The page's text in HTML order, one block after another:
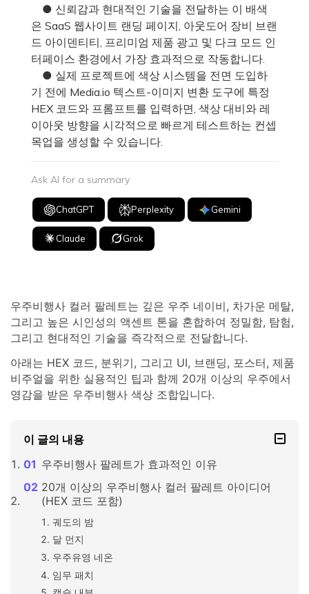
● 신뢰감과 현대적인 기술을 전달하는 이 배색
은 SaaS 웹사이트 랜딩 페이지, 아웃도어 장비 브랜
드 아이덴티티, 프리미엄 제품 광고 및 다크 모드 인
터페이스 환경에서 가장 효과적으로 작동합니다.
● 실제 프로젝트에 색상 시스템을 전면 도입하
기 전에 Media.io 텍스트-이미지 변환 도구에 특정
HEX 코드와 프롬프트를 입력하면, 색상 대비와 레
이아웃 방향을 시각적으로 빠르게 테스트하는 컨셉
목업을 생성할 수 있습니다.
Ask AI for a summary
ChatGPT Perplexity Gemini
Claude Grok
우주비행사 컬러 팔레트는 깊은 우주 네이비, 차가운 메탈,
그리고 높은 시인성의 액센트 톤을 혼합하여 정밀함, 탐험,
그리고 현대적인 기술을 즉각적으로 전달합니다.
아래는 HEX 코드, 분위기, 그리고 UI, 브랜딩, 포스터, 제품
비주얼을 위한 실용적인 팁과 함께 20개 이상의 우주에서
영감을 받은 우주비행사 색상 조합입니다.
이 글의 내용
우주비행사 팔레트가 효과적인 이유
20개 이상의 우주비행사 컬러 팔레트 아이디어
(HEX 코드 포함)
궤도의 밤
달 먼지
우주유영 네온
임무 패치